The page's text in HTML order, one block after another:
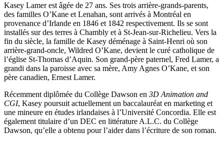
Kasey Lamer est âgée de 27 ans. Ses trois arrière-grands-parents,
des familles O’Kane et Lenahan, sont arrivés à Montréal en
provenance d’Irlande en 1846 et 1842 respectivement. Ils se sont
installés sur des terres à Chambly et à St-Jean-sur-Richelieu. Vers la
fin du siècle, la famille de Kasey déménage à Saint-Henri où son
arrière-grand-oncle, Wildred O’Kane, devient le curé catholique de
l’église St-Thomas d’Aquin. Son grand-père paternel, Fred Lamer, a
grandi dans la paroisse avec sa mère, Amy Agnes O’Kane, et son
père canadien, Ernest Lamer.
Récemment diplômée du Collège Dawson en 3D Animation and
CGI, Kasey poursuit actuellement un baccalauréat en marketing et
une mineure en études irlandaises à l’Université Concordia. Elle est
également titulaire d’un DEC en littérature A.L.C. du Collège
Dawson, qu’elle a obtenu pour l’aider dans l’écriture de son roman.